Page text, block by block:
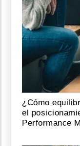
¿Cómo
el
Performance